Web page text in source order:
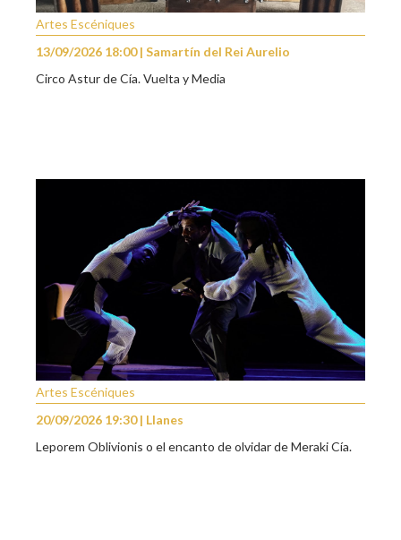
Artes Escéniques
13/09/2026 18:00 | Samartín del Rei Aurelio
Circo Astur de Cía. Vuelta y Media
Artes Escéniques
20/09/2026 19:30 | Llanes
Leporem Oblivionis o el encanto de olvidar de Meraki Cía.